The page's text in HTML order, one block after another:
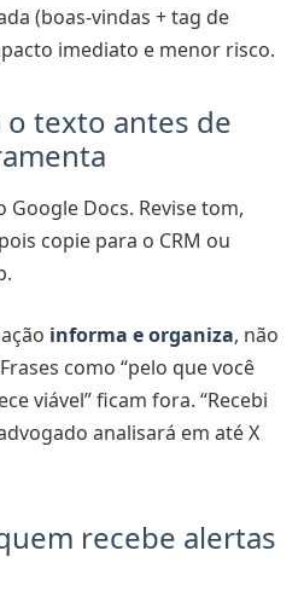
(boas-vindas + tag de
imediato e menor risco.
o texto antes de
Google Docs. Revise tom,
copie para o CRM ou
informa e organiza, não
como “pelo que você
viável” ficam fora. “Recebi
analisará em até X
recebe alertas